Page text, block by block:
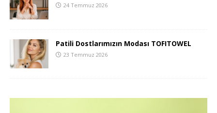
24 Temmuz 2026
Patili Dostlarımızın Modası TOFITOWEL
23 Temmuz 2026